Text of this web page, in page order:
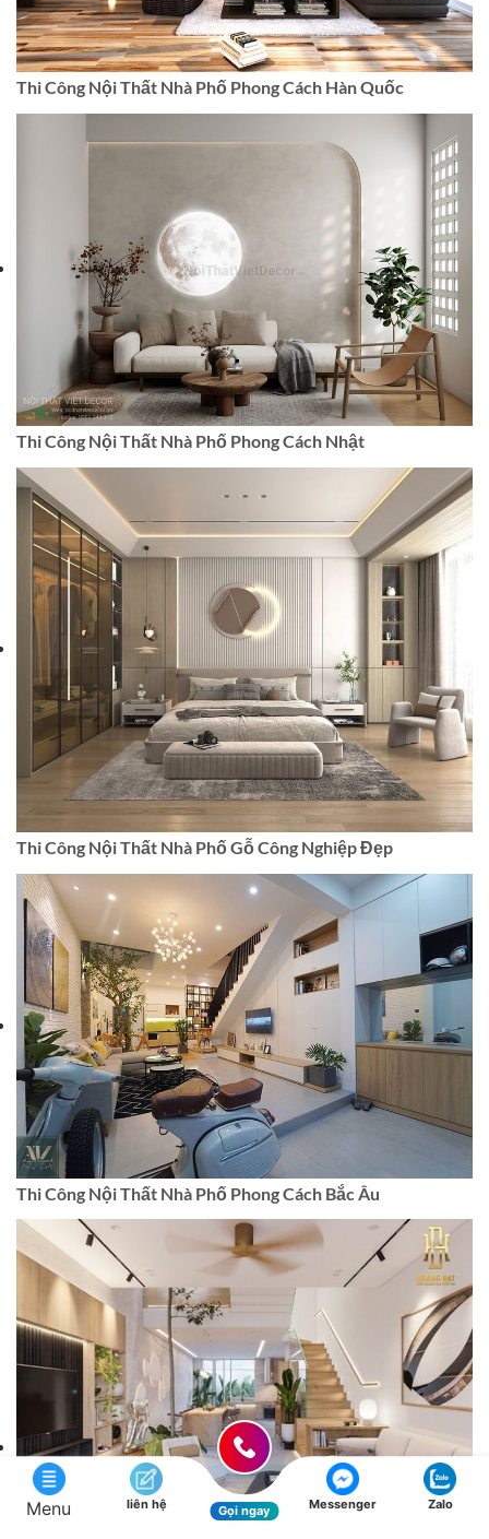
Thi Công Nội Thất Nhà Phố Phong Cách Hàn Quốc
Thi Công Nội Thất Nhà Phố Phong Cách Nhật
Thi Công Nội Thất Nhà Phố Gỗ Công Nghiệp Đẹp
Thi Công Nội Thất Nhà Phố Phong Cách Bắc Âu
Menu liên hệ Gọi ngay Messenger Zalo